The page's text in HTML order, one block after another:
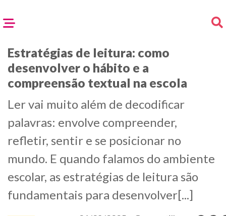
Estratégias de leitura: como
desenvolver o hábito e a
compreensão textual na escola
Ler vai muito além de decodificar
palavras: envolve compreender,
refletir, sentir e se posicionar no
mundo. E quando falamos do ambiente
escolar, as estratégias de leitura são
fundamentais para desenvolver[...]